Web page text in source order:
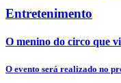
Entretenimento
O menino do circo que
O evento será realizado no